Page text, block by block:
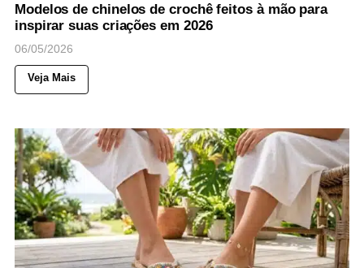
Modelos de chinelos de crochê feitos à mão para
inspirar suas criações em 2026
06/05/2026
Veja Mais